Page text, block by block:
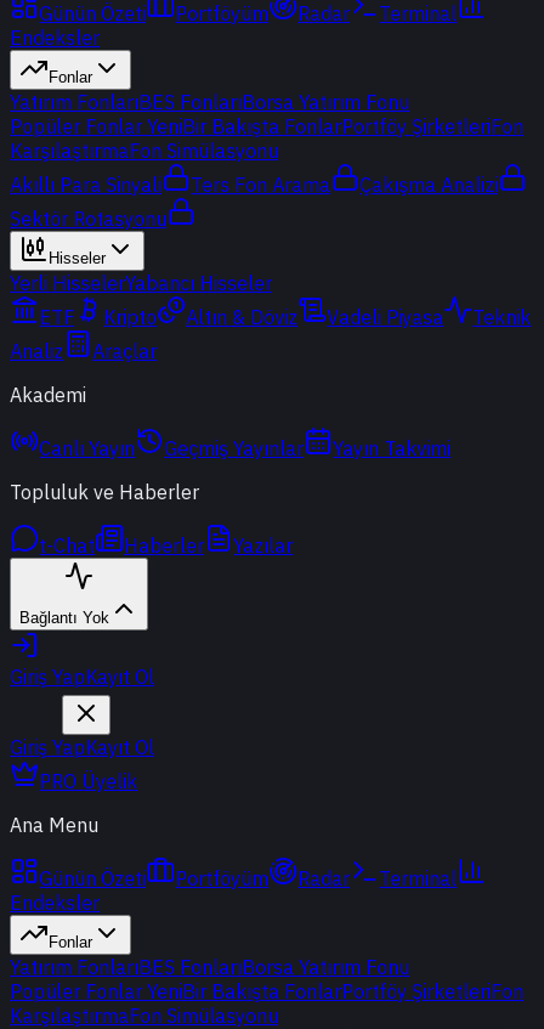
Günün Özeti Portföyüm Radar
Terminal
Endeksler
Fonlar
Yatırım FonlarıBES FonlarıBorsa Yatırım Fonu
Popüler Fonlar YeniBir Bakışta FonlarPortföy ŞirketleriFon
KarşılaştırmaFon Simülasyonu
Akıllı Para Sinyali
Ters Fon Arama
Çakışma Analizi
Sektör Rotasyonu
Hisseler
Yerli HisselerYabancı Hisseler
ETF
Kripto Altın & Döviz Vadeli Piyasa
Teknik
Analiz
Araçlar
Akademi
Canlı Yayın Geçmiş Yayınlar
Yayın Takvimi
Topluluk ve Haberler
t-Chat Haberler Yazılar
Bağlantı Yok
Giriş YapKayıt Ol
Giriş YapKayıt Ol
PRO Üyelik
Ana Menu
Günün Özeti Portföyüm Radar
Terminal
Endeksler
Fonlar
Yatırım FonlarıBES FonlarıBorsa Yatırım Fonu
Popüler Fonlar YeniBir Bakışta FonlarPortföy ŞirketleriFon
KarşılaştırmaFon Simülasyonu